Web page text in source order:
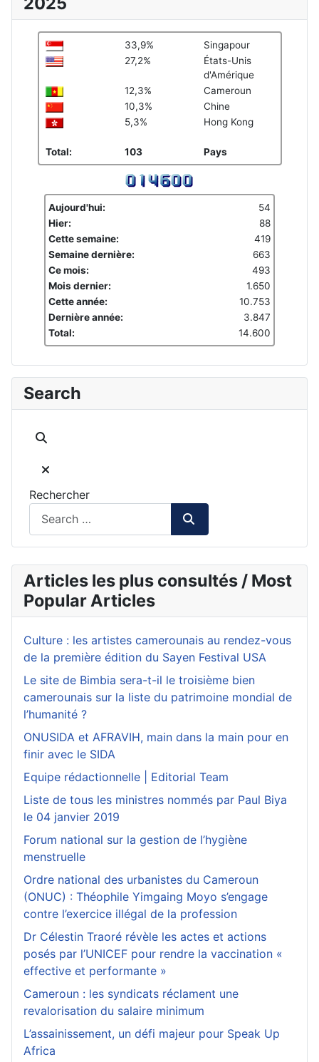
33,9%
Singapour
27,2%
États-Unis
d'Amérique
12,3%
Cameroun
10,3%
Chine
5,3%
Hong Kong
Total: 103 Pays
Aujourd'hui:
54
Hier:
88
Cette semaine:
419
Semaine dernière:
663
Ce mois:
493
Mois dernier:
1.650
Cette année:
10.753
Dernière année:
3.847
Total:
14.600
Search
Rechercher
Articles les plus consultés / Most
Popular Articles
Culture : les artistes camerounais au rendez-vous
de la première édition du Sayen Festival USA
Le site de Bimbia sera-t-il le troisième bien
camerounais sur la liste du patrimoine mondial de
l’humanité ?
ONUSIDA et AFRAVIH, main dans la main pour en
finir avec le SIDA
Equipe rédactionnelle | Editorial Team
Liste de tous les ministres nommés par Paul Biya
le 04 janvier 2019
Forum national sur la gestion de l’hygiène
menstruelle
Ordre national des urbanistes du Cameroun
(ONUC) : Théophile Yimgaing Moyo s’engage
contre l’exercice illégal de la profession
Dr Célestin Traoré révèle les actes et actions
posés par l’UNICEF pour rendre la vaccination «
effective et performante »
Cameroun : les syndicats réclament une
revalorisation du salaire minimum
L’assainissement, un défi majeur pour Speak Up
Africa